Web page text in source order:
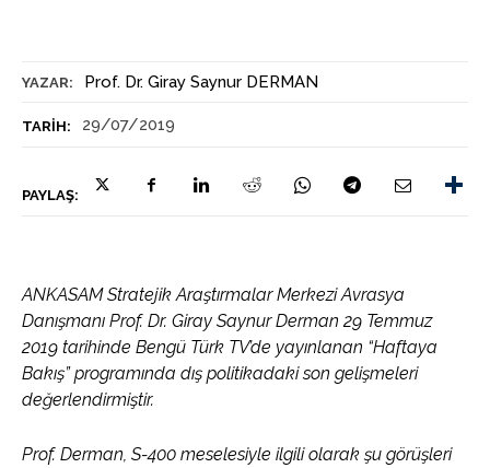
YAZAR: Prof. Dr. Giray Saynur DERMAN
TARIH: 29/07/2019
PAYLAŞ:
ANKASAM Stratejik Araştırmalar Merkezi Avrasya
Danışmanı Prof. Dr. Giray Saynur Derman 29 Temmuz
2019 tarihinde Bengü Türk TV’de yayınlanan “Haftaya
Bakış” programında dış politikadaki son gelişmeleri
değerlendirmiştir.
Prof. Derman, S-400 meselesiyle ilgili olarak şu görüşleri